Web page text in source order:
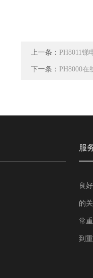
上一条： PH8011锑
下一条： PH8000在
服
良
的
常
到